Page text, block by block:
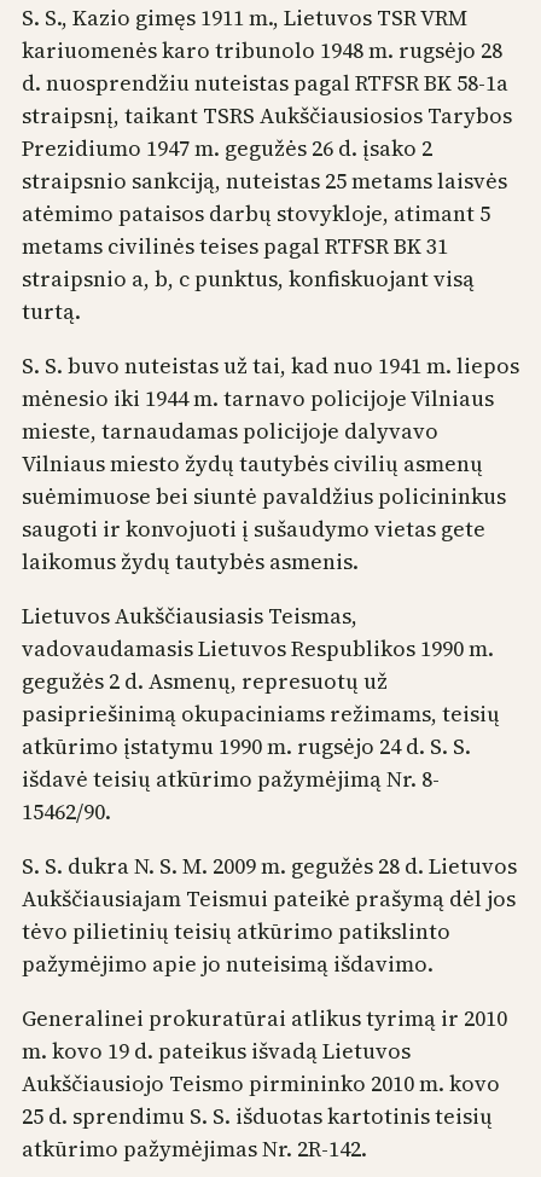
S. S., Kazio gimęs 1911 m., Lietuvos TSR VRM
kariuomenės karo tribunolo 1948 m. rugsėjo 28
d. nuosprendžiu nuteistas pagal RTFSR BK 58-1a
straipsnį, taikant TSRS Aukščiausiosios Tarybos
Prezidiumo 1947 m. gegužės 26 d. įsako 2
straipsnio sankciją, nuteistas 25 metams laisvės
atėmimo pataisos darbų stovykloje, atimant 5
metams civilinės teises pagal RTFSR BK 31
straipsnio a, b, c punktus, konﬁskuojant visą
turtą.
S. S. buvo nuteistas už tai, kad nuo 1941 m. liepos
mėnesio iki 1944 m. tarnavo policijoje Vilniaus
mieste, tarnaudamas policijoje dalyvavo
Vilniaus miesto žydų tautybės civilių asmenų
suėmimuose bei siuntė pavaldžius policininkus
saugoti ir konvojuoti į sušaudymo vietas gete
laikomus žydų tautybės asmenis.
Lietuvos Aukščiausiasis Teismas,
vadovaudamasis Lietuvos Respublikos 1990 m.
gegužės 2 d. Asmenų, represuotų už
pasipriešinimą okupaciniams režimams, teisių
atkūrimo įstatymu 1990 m. rugsėjo 24 d. S. S.
išdavė teisių atkūrimo pažymėjimą Nr. 8-
15462/90.
S. S. dukra N. S. M. 2009 m. gegužės 28 d. Lietuvos
Aukščiausiajam Teismui pateikė prašymą dėl jos
tėvo pilietinių teisių atkūrimo patikslinto
pažymėjimo apie jo nuteisimą išdavimo.
Generalinei prokuratūrai atlikus tyrimą ir 2010
m. kovo 19 d. pateikus išvadą Lietuvos
Aukščiausiojo Teismo pirmininko 2010 m. kovo
25 d. sprendimu S. S. išduotas kartotinis teisių
atkūrimo pažymėjimas Nr. 2R-142.